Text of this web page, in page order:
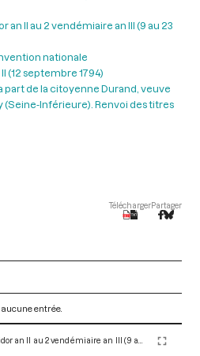
an II au 2 vendémiaire an III (9 au 23
nationale
(12 septembre 1794)
part de la citoyenne Durand, veuve
(Seine-Inférieure). Renvoi des titres
TéléchargerPartager
entrée.